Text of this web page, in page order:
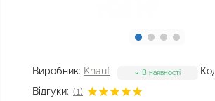
Виробник: Knauf
Відгуки: (1)
В наявності